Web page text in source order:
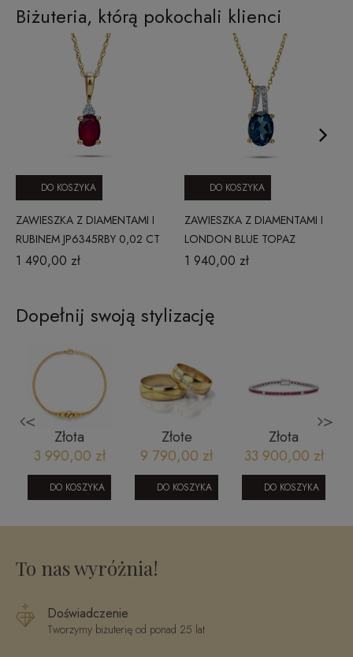
Biżuteria, którą pokochali klienci
ZAWIESZKA Z DIAMENTAMI I
RUBINEM JP6345RBY 0,02 CT
1 490,00 zł
DO KOSZYKA
ZAWIESZKA Z DIAMENTAMI I
LONDON BLUE TOPAZ
JP6335LBTY 0,06 CT
1 940,00 zł
DO KOSZYKA
Dopełnij swoją stylizację
<
Złota
bransoletka
większe i
mniejsze
kulki
diamentowane
3 990,00 zł
DO KOSZYKA
Złote
obrączki
ślubne z
brylantami
model 307
żółte złoto
9 790,00 zł
DO KOSZYKA
Złota
bransoletka
tenisowa 750
- diament
0,60CT rubin
7,27CT
33 900,00 zł
DO KOSZYKA
>
To nas wyróżnia!
Doświadczenie
Tworzymy biżuterię od ponad 25 lat